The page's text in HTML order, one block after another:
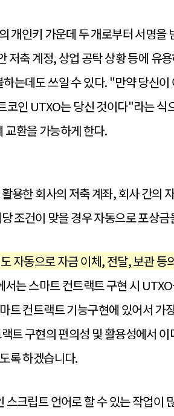
개인키 가운데 두 개로부터 서명
저축 계정, 상업 공탁 상황 등에 유
는데도 쓰일 수 있다. "만약 당신
코인 UTXO는 당신 것이다"라는
교환을 가능하게 한다.
용한 회사의 저축 계좌, 회사 간의
조건이 맞을 경우 자동으로 포상
자동으로 자금 이체, 전달, 보관
는 스마트 컨트랙트 구현 시
트 컨트랙트 기능구현에 있어서 가
트 구현의 편의성 및 활용성에서
록 하겠습니다.
스크립트 언어로 할 수 있는 작업이